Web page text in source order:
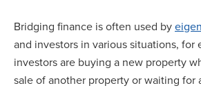
Bridging finance is often used by
and investors in various situations, for
investors are buying a new property
sale of another property or waiting for